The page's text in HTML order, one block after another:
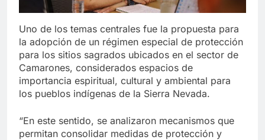
Uno de los temas centrales fue la propuesta para
la adopción de un régimen especial de protección
para los sitios sagrados ubicados en el sector de
Camarones, considerados espacios de
importancia espiritual, cultural y ambiental para
los pueblos indígenas de la Sierra Nevada.
“En este sentido, se analizaron mecanismos que
permitan consolidar medidas de protección y